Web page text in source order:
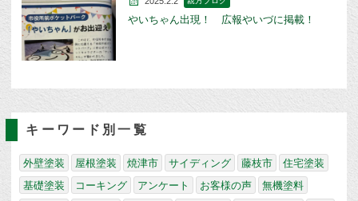
やいちゃん出現！ 広報やいづに掲載！
キーワード別一覧
外壁塗装 屋根塗装 焼津市 サイディング 藤枝市
住宅塗装
基礎塗装
コーキング アンケート お客様の声
無機塗料